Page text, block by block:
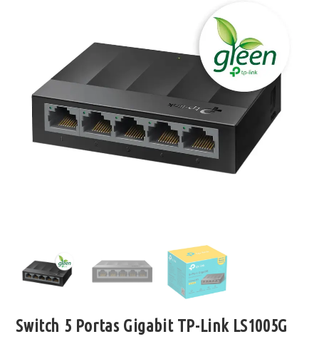
Switch 5 Portas Gigabit TP-Link LS1005G